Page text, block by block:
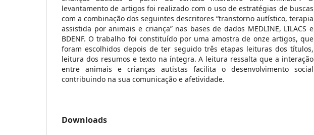
levantamento de artigos foi realizado com o uso de estratégias de buscas
com a combinação dos seguintes descritores “transtorno autístico, terapia
assistida por animais e criança” nas bases de dados MEDLINE, LILACS e
BDENF. O trabalho foi constituído por uma amostra de onze artigos, que
foram escolhidos depois de ter seguido três etapas leituras dos títulos,
leitura dos resumos e texto na íntegra. A leitura ressalta que a interação
entre animais e crianças autistas facilita o desenvolvimento social
contribuindo na sua comunicação e afetividade.
Downloads